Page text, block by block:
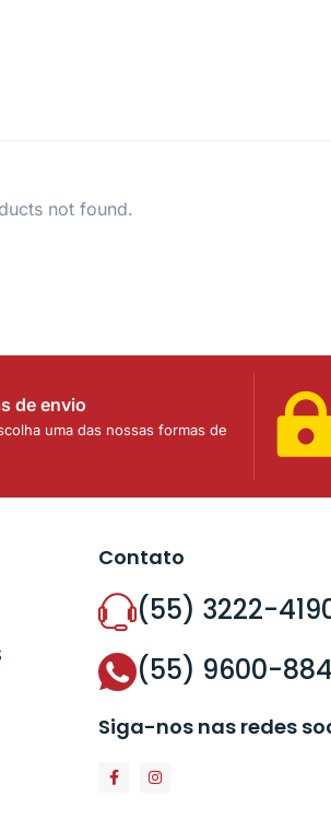
not found.
de envio
uma das nossas formas de
Contato
(55) 3222-
(55) 9600-
Siga-nos nas redes